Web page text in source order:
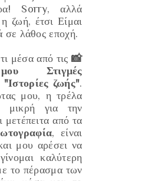
Sorry, αλλά
ζωή, έτσι Είμαι
σε λάθος εποχή.
μέσα από τις📸
Στιγμές
"Ιστορίες ζωής".
μου, ητρέλα
για την
μετέπειτα από τα
, είναι
μου αρέσει να
καλύτερη
το πέρασμα των